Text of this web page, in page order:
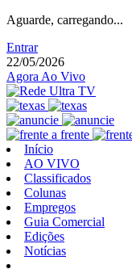
Aguarde, carregando...
Entrar
22/05/2026
Agora Ao Vivo
Início
AO VIVO
Classificados
Colunas
Empregos
Guia Comercial
Edições
Notícias